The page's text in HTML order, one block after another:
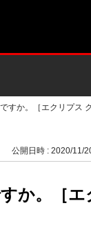
すか。［エクリプス
公開日時 : 2020/11/
か。［